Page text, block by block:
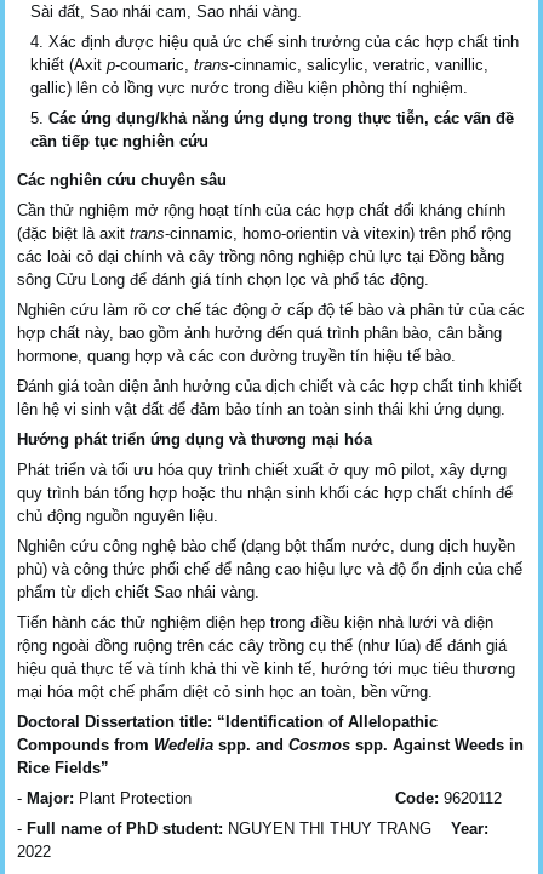
Sài đất, Sao nhái cam, Sao nhái vàng.
Xác định được hiệu quả ức chế sinh trưởng của các hợp chất tinh
khiết (Axitp-coumaric,trans-cinnamic, salicylic, veratric, vanillic,
gallic) lên cỏ lồng vực nước trong điều kiện phòng thí nghiệm.
Các ứng dụng/khả năng ứng dụng trong thực tiễn, các vấn đề
cần tiếp tục nghiên cứu
Các nghiên cứu chuyên sâu
Cần thử nghiệm mở rộng hoạt tính của các hợp chất đối kháng chính
(đặc biệt là axittrans-cinnamic, homo-orientin và vitexin) trên phổ rộng
các loài cỏ dại chính và cây trồng nông nghiệp chủ lực tại Đồng bằng
sông Cửu Long để đánh giá tính chọn lọc và phổ tác động.
Nghiên cứu làm rõ cơ chế tác động ở cấp độ tế bào và phân tử của các
hợp chất này, bao gồm ảnh hưởng đến quá trình phân bào, cân bằng
hormone, quang hợp và các con đường truyền tín hiệu tế bào.
Đánh giá toàn diện ảnh hưởng của dịch chiết và các hợp chất tinh khiết
lên hệ vi sinh vật đất để đảm bảo tính an toàn sinh thái khi ứng dụng.
Hướng phát triển ứng dụng và thương mại hóa
Phát triển và tối ưu hóa quy trình chiết xuất ở quy mô pilot, xây dựng
quy trình bán tổng hợp hoặc thu nhận sinh khối các hợp chất chính để
chủ động nguồn nguyên liệu.
Nghiên cứu công nghệ bào chế (dạng bột thấm nước, dung dịch huyền
phù) và công thức phối chế để nâng cao hiệu lực và độ ổn định của chế
phẩm từ dịch chiết Sao nhái vàng.
Tiến hành các thử nghiệm diện hẹp trong điều kiện nhà lưới và diện
rộng ngoài đồng ruộng trên các cây trồng cụ thể (như lúa) để đánh giá
hiệu quả thực tế và tính khả thi về kinh tế, hướng tới mục tiêu thương
mại hóa một chế phẩm diệt cỏ sinh học an toàn, bền vững.
Doctoral Dissertation title: “Identification of Allelopathic
Compounds from Wedeliaspp. andCosmos spp. Against Weeds in
Rice Fields”
- Major: Plant ProtectionCode: 9620112
- Full name of PhD student: NGUYEN THI THUY TRANGYear:
2022